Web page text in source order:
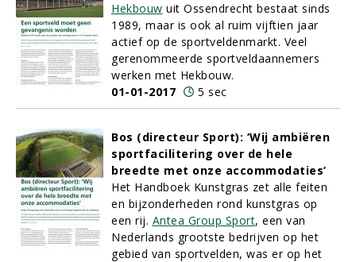
Hekbouw uit Ossendrecht bestaat sinds
1989, maar is ook al ruim vijftien jaar
actief op de sportveldenmarkt. Veel
gerenommeerde sportveldaannemers
werken met Hekbouw.
01-01-2017
5 sec
Bos (directeur Sport): ‘Wij ambiëren
sportfacilitering over de hele
breedte met onze accommodaties’
Het Handboek Kunstgras zet alle feiten
en bijzonderheden rond kunstgras op
een rij. Antea Group Sport, een van
Nederlands grootste bedrijven op het
gebied van sportvelden, was er op het